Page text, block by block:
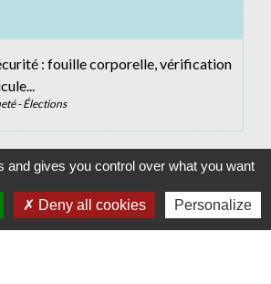
: fouille corporelle, vérification
- Élections
une erreur sur cette page
and gives you control over what you want
Deny all cookies Personalize